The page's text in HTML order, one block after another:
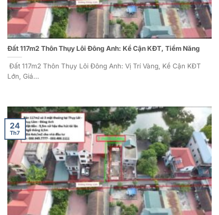
Đất 117m2 Thôn Thụy Lôi Đông Anh: Kề Cận KĐT, Tiềm Năng
Đất 117m2 Thôn Thụy Lôi Đông Anh: Vị Trí Vàng, Kề Cận KĐT
Lớn, Giá...
24
Th7